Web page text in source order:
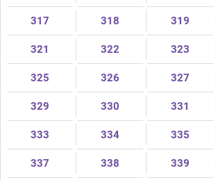
317 318 319
321 322 323
325 326 327
329 330 331
333 334 335
337 338 339